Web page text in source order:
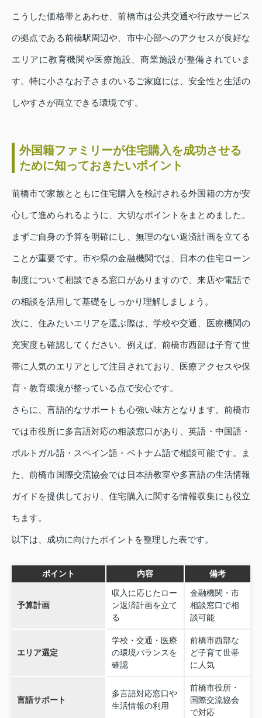
こうした価格帯とあわせ、前橋市は公共交通や行政サービス
の拠点である前橋駅周辺や、市中心部へのアクセスが良好な
エリアに教育機関や医療施設、商業施設が整備されていま
す。特に小さなお子さまのいるご家庭には、安全性と生活の
しやすさが両立できる環境です。
外国籍ファミリーが住宅購入を成功させる
ために知っておきたいポイント
前橋市で家族とともに住宅購入を検討される外国籍の方が安
心して進められるように、大切なポイントをまとめました。
まずご自身の予算を明確にし、無理のない返済計画を立てる
ことが重要です。市や県の金融機関では、日本の住宅ローン
制度について相談できる窓口がありますので、来店や電話で
の相談を活用して基礎をしっかり理解しましょう。
次に、住みたいエリアを選ぶ際は、学校や交通、医療機関の
充実度も確認してください。例えば、前橋市西部は子育て世
帯に人気のエリアとして注目されており、医療アクセスや保
育・教育環境が整っている点で安心です。
さらに、言語的なサポートも心強い味方となります。前橋市
では市役所に多言語対応の相談窓口があり、英語・中国語・
ポルトガル語・スペイン語・ベトナム語で相談可能です。ま
た、前橋市国際交流協会では日本語教室や多言語の生活情報
ガイドを提供しており、住宅購入に関する情報収集にも役立
ちます。
以下は、成功に向けたポイントを整理した表です。
ポイント 内容 備考
予算計画
収入に応じたロー
ン返済計画を立て
る
金融機関・市
相談窓口で相
談可能
エリア選定
学校・交通・医療
の環境バランスを
確認
前橋市西部な
ど子育て世帯
に人気
言語サポート
多言語対応窓口や
生活情報の利用
前橋市役所・
国際交流協会
で対応